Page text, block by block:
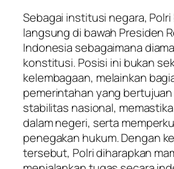
Sebagai institusi negara, Polri
langsung di bawah Presiden
Indonesia sebagaimana
konstitusi. Posisi ini bukan
kelembagaan, melainkan
pemerintahan yang
stabilitas nasional,
dalam negeri, serta
penegakan hukum. Dengan
tersebut, Polri diharapkan